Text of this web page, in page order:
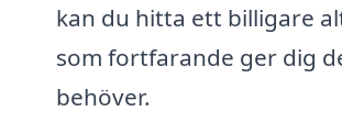
kan du hitta ett billigare
som fortfarande ger dig
behöver.